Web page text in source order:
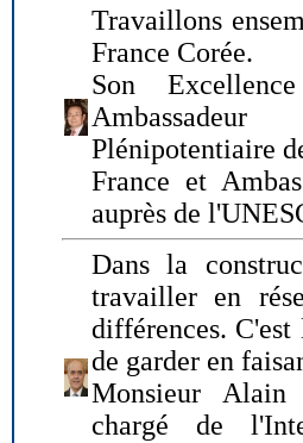
Travaillons
France Corée.
Son
Plénipotentiaire
France et
auprès de
Dans la
travailler en
différences.
de garder en
Monsieur Alain
chargé de